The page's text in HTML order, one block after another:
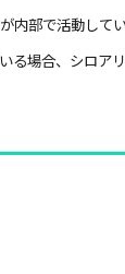
内部で活動してい
場合、シロア